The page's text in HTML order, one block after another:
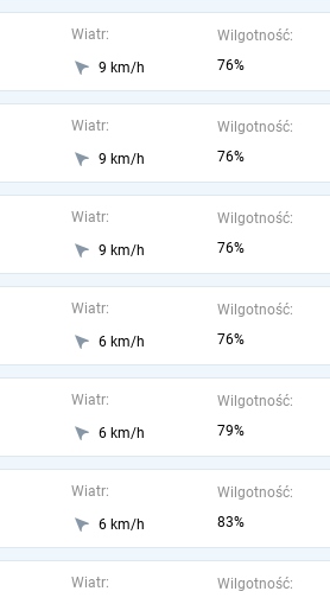
Wiatr:
9 km/h
Wilgotność:
76%
Wiatr:
9 km/h
Wilgotność:
76%
Wiatr:
9 km/h
Wilgotność:
76%
Wiatr:
6 km/h
Wilgotność:
76%
Wiatr:
6 km/h
Wilgotność:
79%
Wiatr:
6 km/h
Wilgotność:
83%
Wiatr:
Wilgotność: